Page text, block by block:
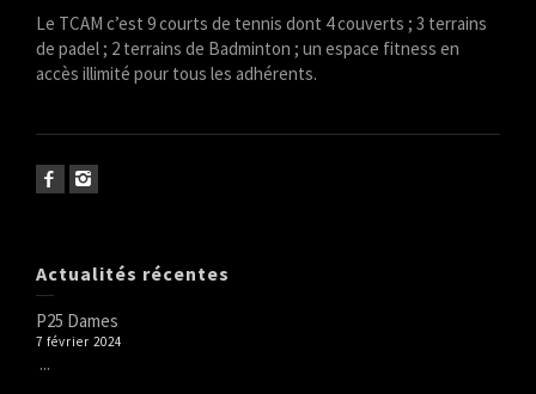
Le TCAM c’est 9 courts de tennis dont 4 couverts ; 3 terrains
de padel ; 2 terrains de Badminton ; un espace fitness en
accès illimité pour tous les adhérents.
Actualités récentes
P25 Dames
7 février 2024
...